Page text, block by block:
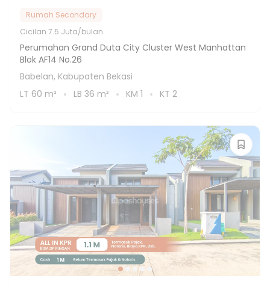
Rumah Secondary
Cicilan 7.5 Juta/bulan
Perumahan Grand Duta City Cluster West Manhattan
Blok AF14 No.26
Babelan, Kabupaten Bekasi
LT 60 m² LB 36 m² KM 1 KT 2